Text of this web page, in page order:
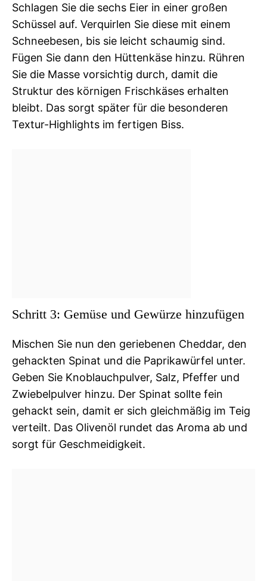
Schlagen Sie die sechs Eier in einer großen
Schüssel auf. Verquirlen Sie diese mit einem
Schneebesen, bis sie leicht schaumig sind.
Fügen Sie dann den Hüttenkäse hinzu. Rühren
Sie die Masse vorsichtig durch, damit die
Struktur des körnigen Frischkäses erhalten
bleibt. Das sorgt später für die besonderen
Textur-Highlights im fertigen Biss.
Schritt 3: Gemüse und Gewürze hinzufügen
Mischen Sie nun den geriebenen Cheddar, den
gehackten Spinat und die Paprikawürfel unter.
Geben Sie Knoblauchpulver, Salz, Pfeffer und
Zwiebelpulver hinzu. Der Spinat sollte fein
gehackt sein, damit er sich gleichmäßig im Teig
verteilt. Das Olivenöl rundet das Aroma ab und
sorgt für Geschmeidigkeit.